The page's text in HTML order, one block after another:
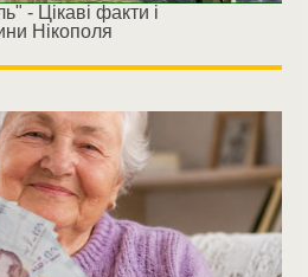
- Цікаві факти і
Нікополя